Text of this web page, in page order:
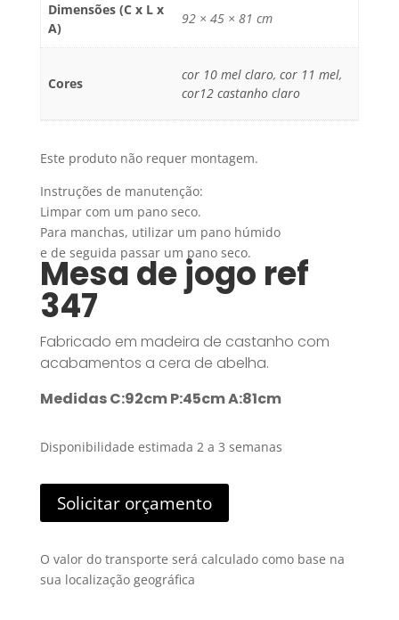
Dimensões (C x L x
A)
92 × 45 × 81 cm
Cores
cor 10 mel claro, cor 11 mel,
cor12 castanho claro
Este produto não requer montagem.
Instruções de manutenção:
Limpar com um pano seco.
Para manchas, utilizar um pano húmido
e de seguida passar um pano seco.
Mesa de jogo ref
347
Fabricado em madeira de castanho com
acabamentos a cera de abelha.
Medidas C:92cm P:45cm A:81cm
Disponibilidade estimada 2 a 3 semanas
Solicitar orçamento
O valor do transporte será calculado como base na
sua localização geográfica